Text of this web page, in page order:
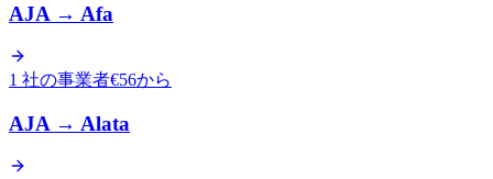
AJA → Afa
1 社の事業者€56から
AJA→ Alata